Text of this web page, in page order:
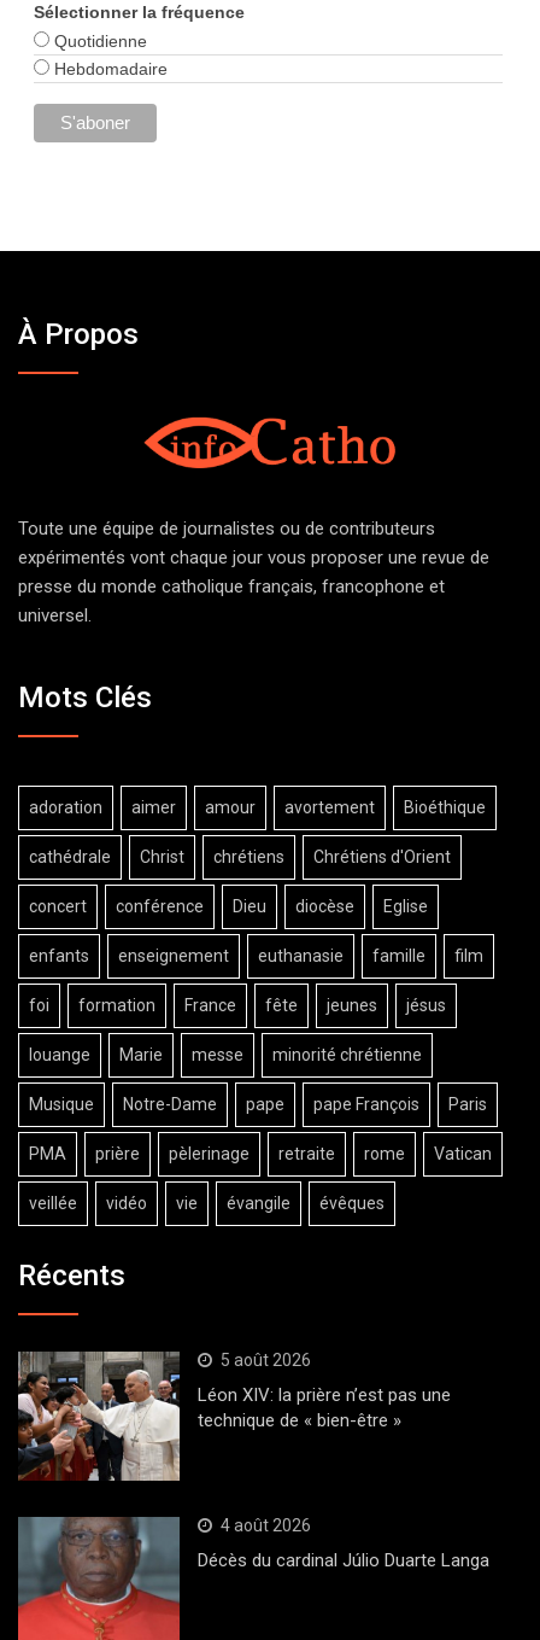
Sélectionner la fréquence
Quotidienne
Hebdomadaire
À Propos
Toute une équipe de journalistes ou de contributeurs
expérimentés vont chaque jour vous proposer une revue de
presse du monde catholique français, francophone et
universel.
Mots Clés
adoration aimer amour avortement Bioéthique
cathédrale Christ chrétiens Chrétiens d'Orient
concert conférence Dieu diocèse Eglise
enfants enseignement euthanasie famille film
foi formation France fête jeunes jésus
louange Marie messe minorité chrétienne
Musique Notre-Dame pape pape François Paris
PMA prière pèlerinage retraite rome Vatican
veillée vidéo vie évangile évêques
Récents
5 août 2026
Léon XIV: la prière n’est pas une
technique de « bien-être »
4 août 2026
Décès du cardinal Júlio Duarte Langa